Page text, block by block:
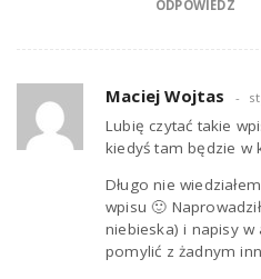
ODPOWIEDZ
Maciej Wojtas
Lubię czytać takie
kiedyś tam będzie w
Długo nie
wpisu 🙂
niebieska) i napisy
pomylić z żadnym